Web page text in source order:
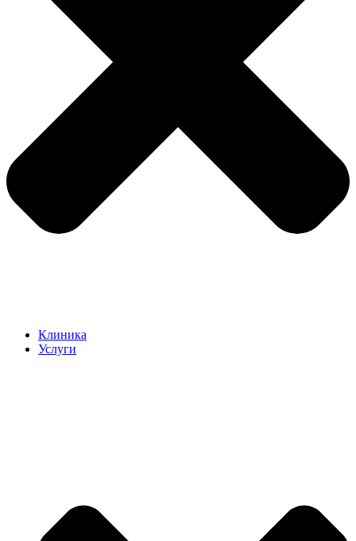
Клиника
Услуги